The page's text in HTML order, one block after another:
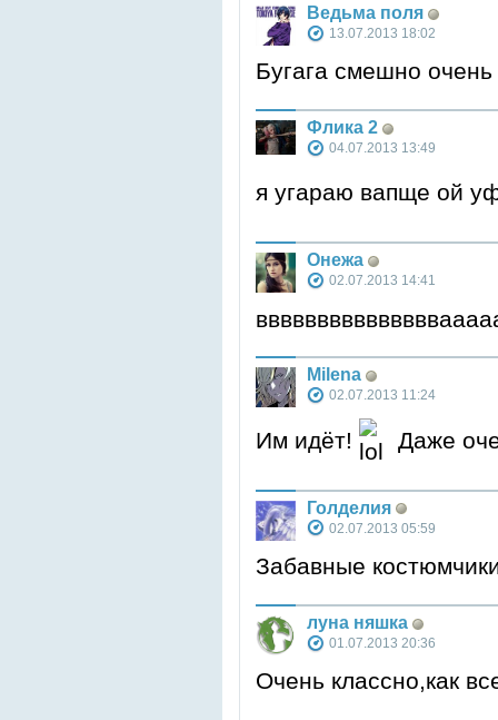
Ведьма поля
13.07.2013 18:02
Бугага смешно очень
Флика 2
04.07.2013 13:49
я угараю вапще ой
Онежа
02.07.2013 14:41
Milena
02.07.2013 11:24
Им идёт! Даже
Голделия
02.07.2013 05:59
Забавные
луна няшка
01.07.2013 20:36
Очень классно,как